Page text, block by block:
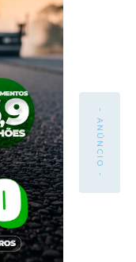
- ANÚNCIO -